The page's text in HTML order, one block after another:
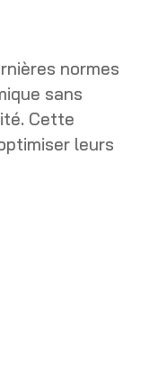
normes
sans
Cette
leurs